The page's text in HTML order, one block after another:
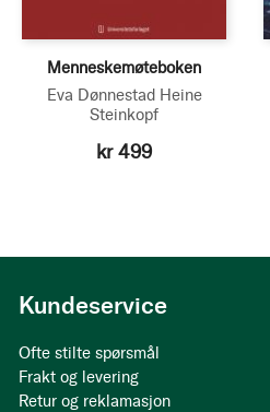
Menneskemøteboken
Eva Dønnestad Heine
Steinkopf
kr 499
Kundeservice
Ofte stilte spørsmål
Frakt og levering
Retur og reklamasjon